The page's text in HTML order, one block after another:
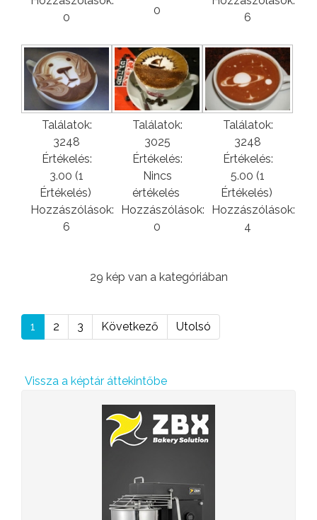
0
0
6
Találatok:
3248
Értékelés:
3.00 (1
Értékelés)
Hozzászólások:
6
Találatok:
3025
Értékelés:
Nincs
értékelés
Hozzászólások:
0
Találatok:
3248
Értékelés:
5.00 (1
Értékelés)
Hozzászólások:
4
29 kép van a kategóriában
1 2 3 Következő Utolsó
Vissza a képtár áttekintőbe